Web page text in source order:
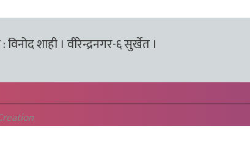
शाही । वीरेन्द्रनगर-६ सुर्खेत ।